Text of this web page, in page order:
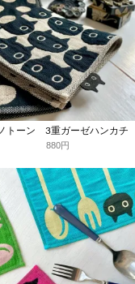
トーン 3重ガーゼハンカチ
880円